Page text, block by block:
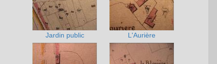
Jardin public L'Aurière